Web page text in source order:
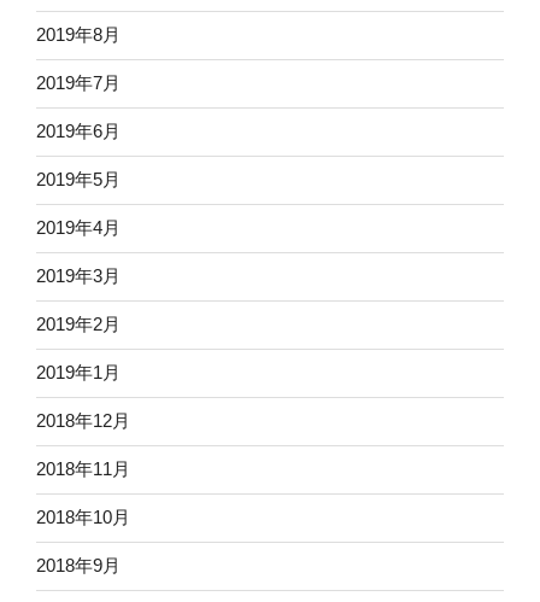
2019年8月
2019年7月
2019年6月
2019年5月
2019年4月
2019年3月
2019年2月
2019年1月
2018年12月
2018年11月
2018年10月
2018年9月